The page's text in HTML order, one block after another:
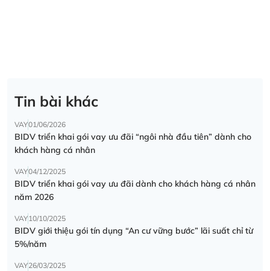
Tin bài khác
VAY01/06/2026
BIDV triển khai gói vay ưu đãi “ngôi nhà đầu tiên” dành cho
khách hàng cá nhân
VAY04/12/2025
BIDV triển khai gói vay ưu đãi dành cho khách hàng cá nhân
năm 2026
VAY10/10/2025
BIDV giới thiệu gói tín dụng “An cư vững bước” lãi suất chỉ từ
5%/năm
VAY26/03/2025